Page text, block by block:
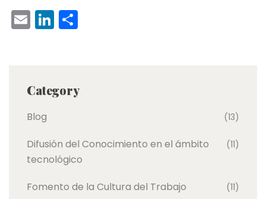
E
m
Li
n
dI ar
Category
Blog (13)
Difusión del Conocimiento en el ámbito
tecnológico
(11)
Fomento de la Cultura del Trabajo (11)